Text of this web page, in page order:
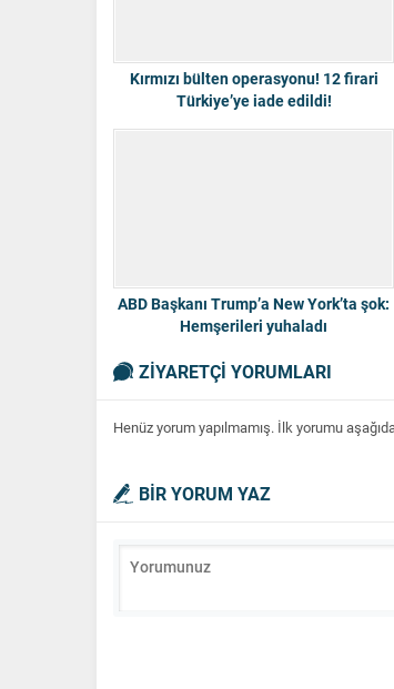
Kırmızı bülten operasyonu! 12 firari
Türkiye’ye iade edildi!
ABD Başkanı Trump’a New York’ta şok:
Hemşerileri yuhaladı
ZİYARETÇİ YORUMLARI
Henüz yorum yapılmamış. İlk yorumu
BİR YORUM YAZ